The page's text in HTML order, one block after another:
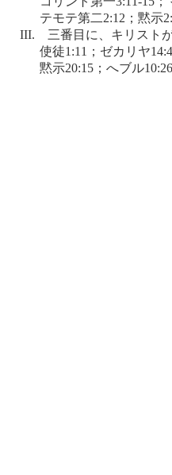
テモテ第二2:12；黙示
III. 三番目に、キリスト
使徒1:11；ゼカリヤ
黙示20:15；へブル